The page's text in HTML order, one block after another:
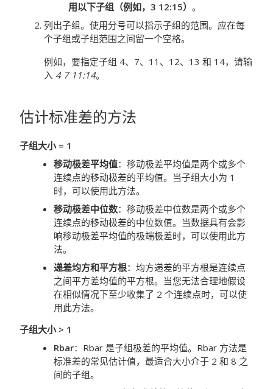
用以下子组（例如，3 12:15） 。
列出子组。使用分号可以指示子组的范围。应在每
个子组或子组范围之间留一个空格。
例如，要指定子组 4、7、11、12、13 和 14，请输
入 4 7 11:14。
估计标准差的方法
子组大小 = 1
移动极差平均值： 移动极差平均值是两个或多个
连续点的移动极差的平均值。当子组大小为 1
时，可以使用此方法。
移动极差中位数： 移动极差中位数是两个或多个
连续点的移动极差的中位数值。当数据具有会影
响移动极差平均值的极端极差时，可以使用此方
法。
递差均方和平方根： 均方递差的平方根是连续点
之间平方差均值的平方根。当您无法合理地假设
在相似情况下至少收集了 2 个连续点时，可以使
用此方法。
子组大小 > 1
Rbar： Rbar 是子组极差的平均值。Rbar 方法是
标准差的常见估计值，最适合大小介于 2 和 8 之
间的子组。